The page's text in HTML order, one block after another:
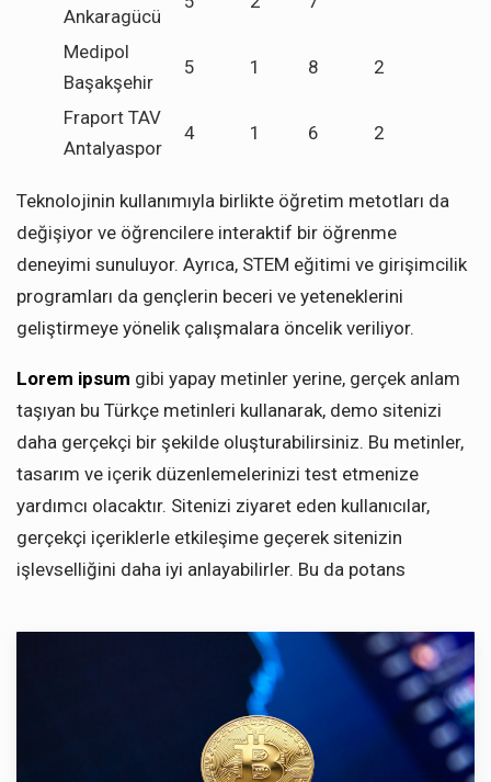
Ankaragücü
Medipol
Başakşehir
5 1 8 2
Fraport TAV
Antalyaspor
4 1 6 2
Teknolojinin kullanımıyla birlikte öğretim metotları da
değişiyor ve öğrencilere interaktif bir öğrenme
deneyimi sunuluyor. Ayrıca, STEM eğitimi ve girişimcilik
programları da gençlerin beceri ve yeteneklerini
geliştirmeye yönelik çalışmalara öncelik veriliyor.
Lorem ipsum gibi yapay metinler yerine, gerçek anlam
taşıyan bu Türkçe metinleri kullanarak, demo sitenizi
daha gerçekçi bir şekilde oluşturabilirsiniz. Bu metinler,
tasarım ve içerik düzenlemelerinizi test etmenize
yardımcı olacaktır. Sitenizi ziyaret eden kullanıcılar,
gerçekçi içeriklerle etkileşime geçerek sitenizin
işlevselliğini daha iyi anlayabilirler. Bu da potans